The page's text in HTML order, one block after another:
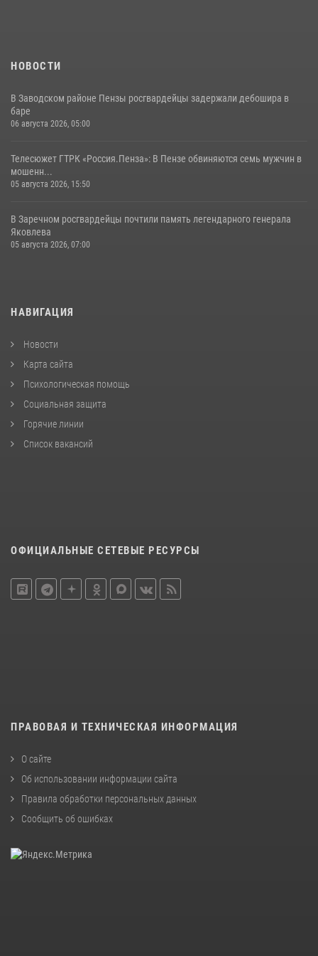
НОВОСТИ
В Заводском районе Пензы росгвардейцы задержали дебошира в
баре
06 августа 2026, 05:00
Телесюжет ГТРК «Россия.Пенза»: В Пензе обвиняются семь мужчин в
мошенн...
05 августа 2026, 15:50
В Заречном росгвардейцы почтили память легендарного генерала
Яковлева
05 августа 2026, 07:00
НАВИГАЦИЯ
Новости
Карта сайта
Психологическая помощь
Социальная защита
Горячие линии
Список вакансий
ОФИЦИАЛЬНЫЕ СЕТЕВЫЕ РЕСУРСЫ
ПРАВОВАЯ И ТЕХНИЧЕСКАЯ ИНФОРМАЦИЯ
О сайте
Об использовании информации сайта
Правила обработки персональных данных
Сообщить об ошибках